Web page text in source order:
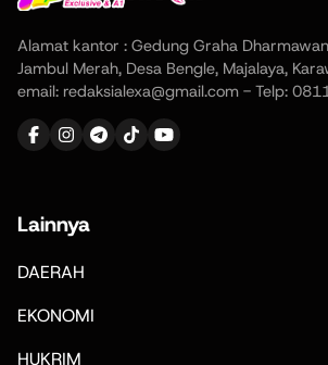
Alamat kantor : Gedung Graha
Jambul Merah, Desa Bengle, Majalaya,
email: redaksialexa@gmail.com - Telp:
Lainnya
DAERAH
EKONOMI
HUKRIM